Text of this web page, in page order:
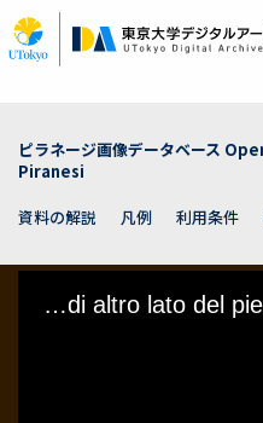
イ
ン
ピラネージ画像データベース
Piranesi
資料の解説
凡例 利用条件